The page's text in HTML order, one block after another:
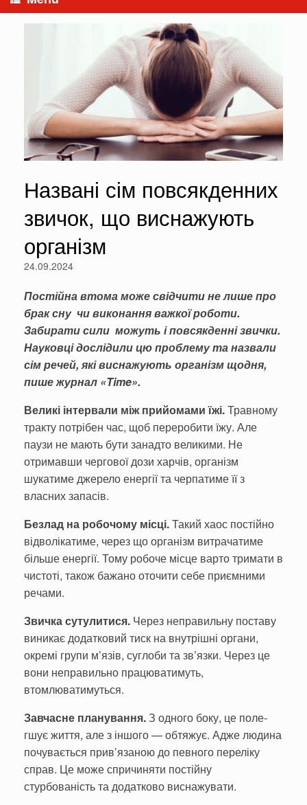
Названі сім повсякденних
звичок, що виснажують
організм
24.09.2024
Постійна втома може свідчити не лише про
брак сну чи виконання важкої роботи.
Забира­ти сили можуть і повсякденні звички.
Науковці дослідили цю проблему та назвали
сім речей, які висна­жують організм щодня,
пише журнал «Time».
Великі інтервали між прийомами їжі.Травному
тракту потрібен час, щоб пере­робити їжу. Але
паузи не мають бути занадто великими. Не
отримавши чергової дози харчів, організм
шукатиме джерело енергії та черпатиме її з
власних запасів.
Безлад на робочому місці.Такий хаос постійно
відволі­катиме, через що організм ви­трачатиме
більше енергії. То­му робоче місце варто трима­ти в
чистоті, також бажано оточити себе приємними
ре­чами.
Звичка сутулитися. Через неправильну поставу
виникає додатковий тиск на внутрішні органи,
окремі гру­пи м’язів, суглоби та зв’язки. Через це
вони неправильно працюватимуть,
втомлюватимуться.
Завчасне плану­вання.З одного боку, це поле­
гшує життя, але з іншого — об­тяжує. Адже людина
почува­ється прив’язаною до певного переліку
справ. Це може спри­чиняти постійну
стурбованість та дода­тково виснажувати.